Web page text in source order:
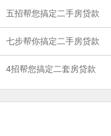
五招帮您搞定二手房贷款
七步帮你搞定二手房贷款
4招帮您搞定二套房贷款